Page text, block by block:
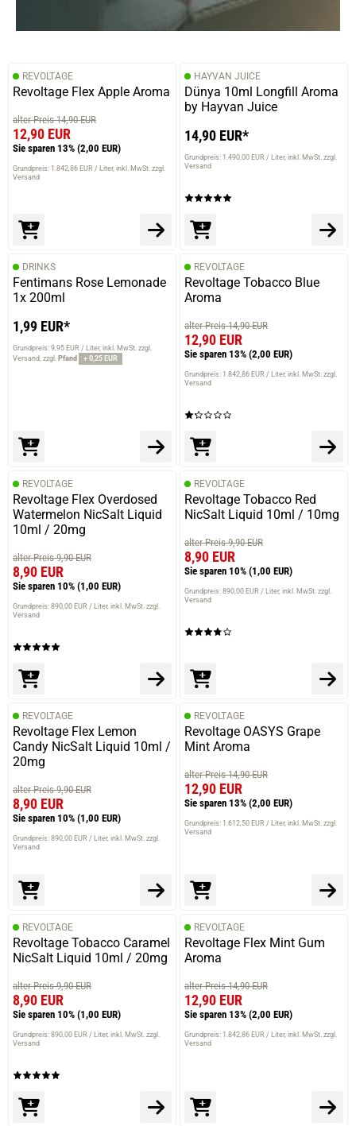
REVOLTAGE
Revoltage Flex Apple Aroma
alter Preis 14,90 EUR
12,90 EUR
Sie sparen 13% (2,00 EUR)
Grundpreis: 1.842,86 EUR / Liter inkl. MwSt. zzgl.
Versand
HAYVAN JUICE
Dünya 10ml Longfill Aroma
by Hayvan Juice
14,90 EUR*
Grundpreis: 1.490,00 EUR / Liter inkl. MwSt. zzgl.
Versand
DRINKS
Fentimans Rose Lemonade
1x 200ml
1,99 EUR*
Grundpreis: 9,95 EUR / Liter inkl. MwSt. zzgl.
Versand zzgl. Pfand + 0,25 EUR
REVOLTAGE
Revoltage Tobacco Blue
Aroma
alter Preis 14,90 EUR
12,90 EUR
Sie sparen 13% (2,00 EUR)
Grundpreis: 1.842,86 EUR / Liter inkl. MwSt. zzgl.
Versand
REVOLTAGE
Revoltage Flex Overdosed
Watermelon NicSalt Liquid
10ml / 20mg
alter Preis 9,90 EUR
8,90 EUR
Sie sparen 10% (1,00 EUR)
Grundpreis: 890,00 EUR / Liter inkl. MwSt. zzgl.
Versand
REVOLTAGE
Revoltage Tobacco Red
NicSalt Liquid 10ml / 10mg
alter Preis 9,90 EUR
8,90 EUR
Sie sparen 10% (1,00 EUR)
Grundpreis: 890,00 EUR / Liter inkl. MwSt. zzgl.
Versand
REVOLTAGE
Revoltage Flex Lemon
Candy NicSalt Liquid 10ml /
20mg
alter Preis 9,90 EUR
8,90 EUR
Sie sparen 10% (1,00 EUR)
Grundpreis: 890,00 EUR / Liter inkl. MwSt. zzgl.
Versand
REVOLTAGE
Revoltage OASYS Grape
Mint Aroma
alter Preis 14,90 EUR
12,90 EUR
Sie sparen 13% (2,00 EUR)
Grundpreis: 1.612,50 EUR / Liter inkl. MwSt. zzgl.
Versand
REVOLTAGE
Revoltage Tobacco Caramel
NicSalt Liquid 10ml / 20mg
alter Preis 9,90 EUR
8,90 EUR
Sie sparen 10% (1,00 EUR)
Grundpreis: 890,00 EUR / Liter inkl. MwSt. zzgl.
Versand
REVOLTAGE
Revoltage Flex Mint Gum
Aroma
alter Preis 14,90 EUR
12,90 EUR
Sie sparen 13% (2,00 EUR)
Grundpreis: 1.842,86 EUR / Liter inkl. MwSt. zzgl.
Versand